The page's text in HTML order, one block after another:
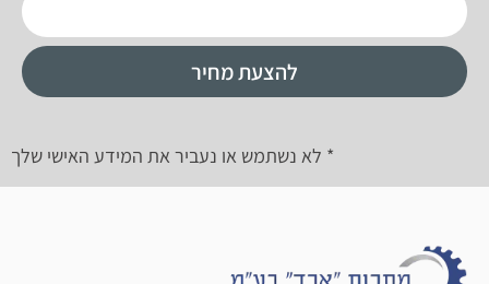
להצעת מחיר
* לא נשתמש או נעביר את המידע האישי שלך